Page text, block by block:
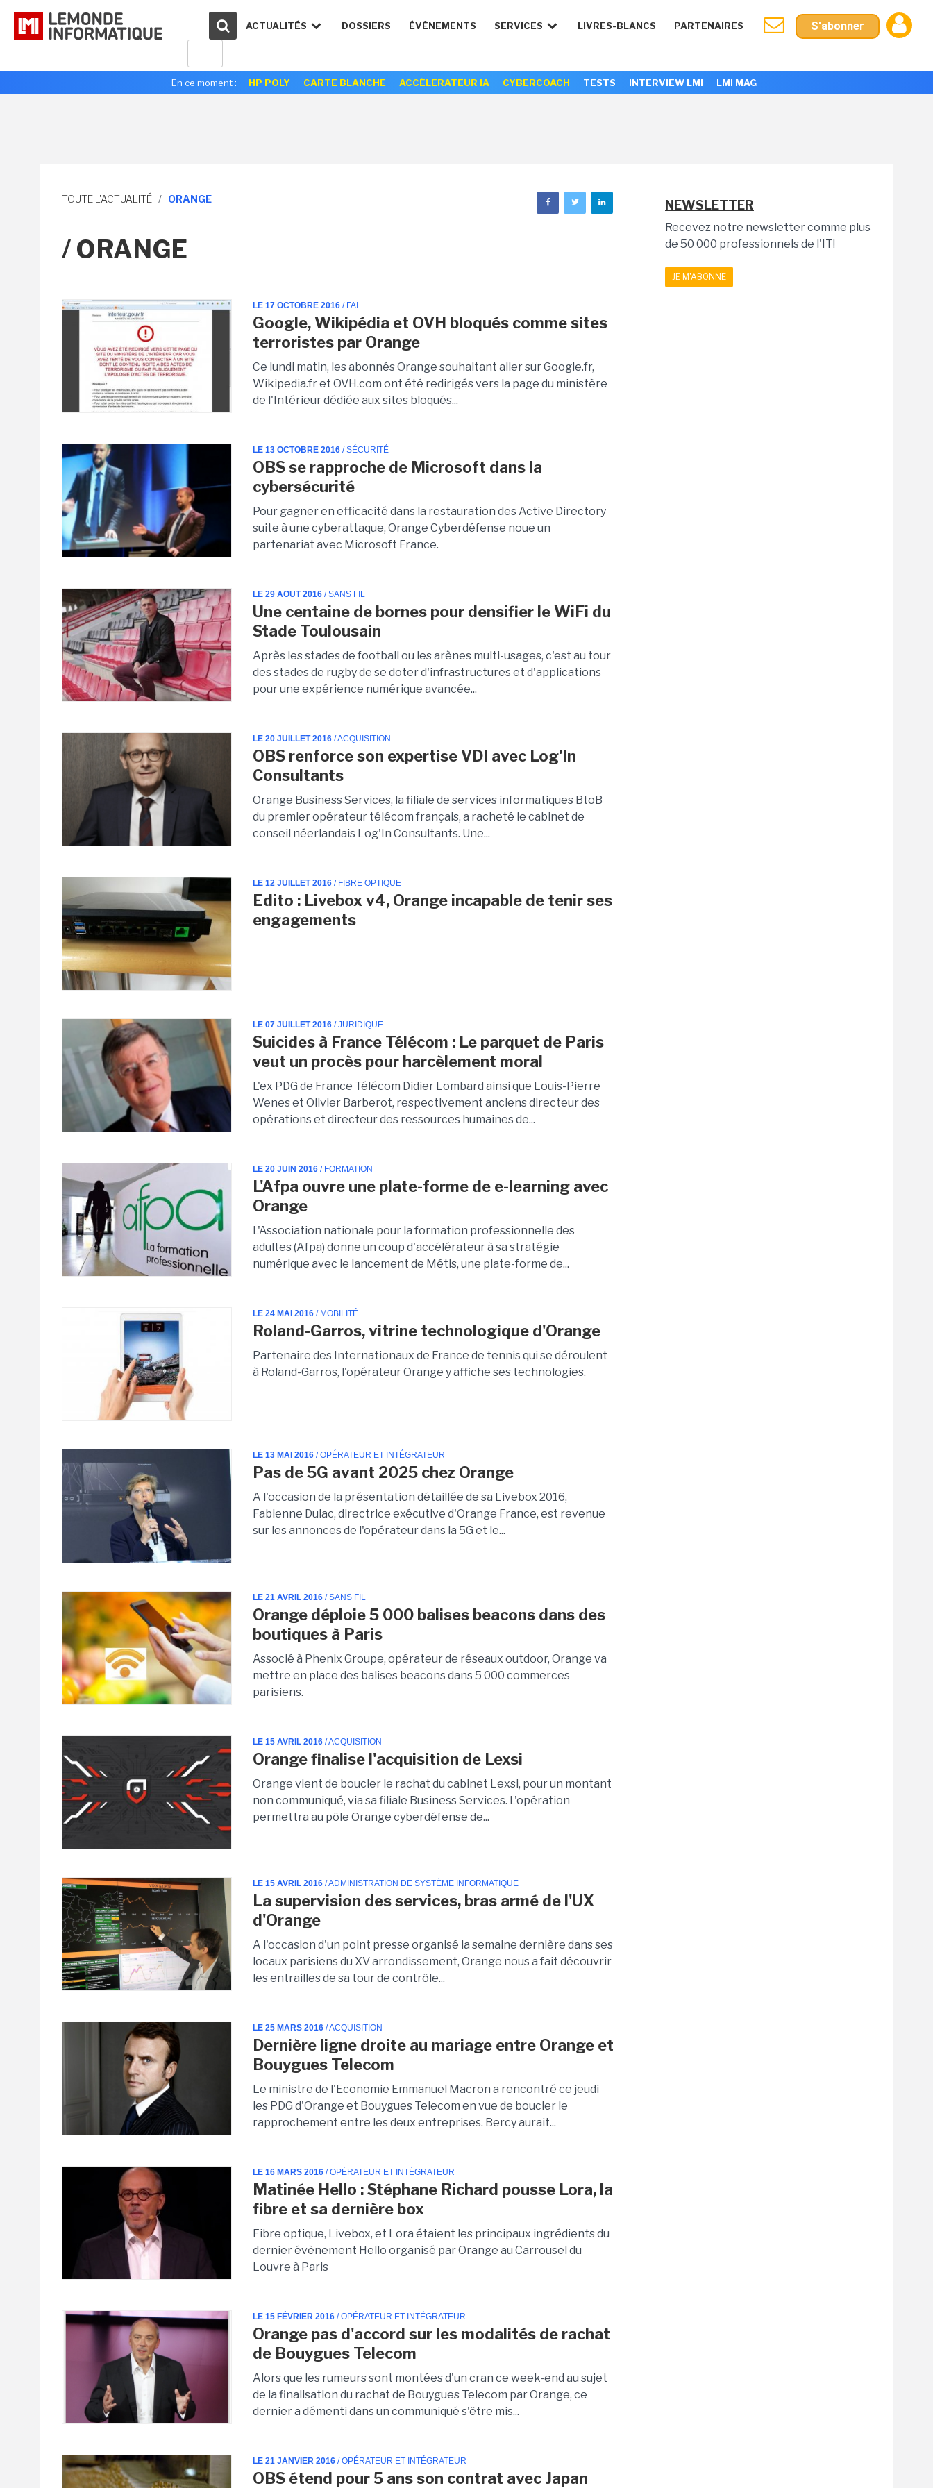
ACTUALITÉS DOSSIERS ÉVÉNEMENTS SERVICES LIVRES-BLANCS PARTENAIRES S'abonner
En ce moment : HP POLY CARTE BLANCHE ACCÉLERATEUR IA CYBERCOACH TESTS INTERVIEW LMI LMI MAG
TOUTE L'ACTUALITÉ / ORANGE
/ ORANGE
LE 17 OCTOBRE 2016 / FAI
Google, Wikipédia et OVH bloqués comme sites
terroristes par Orange
Ce lundi matin, les abonnés Orange souhaitant aller sur Google.fr,
Wikipedia.fr et OVH.com ont été redirigés vers la page du ministère
de l'Intérieur dédiée aux sites bloqués...
LE 13 OCTOBRE 2016 / SÉCURITÉ
OBS se rapproche de Microsoft dans la
cybersécurité
Pour gagner en efficacité dans la restauration des Active Directory
suite à une cyberattaque, Orange Cyberdéfense noue un
partenariat avec Microsoft France.
LE 29 AOUT 2016 / SANS FIL
Une centaine de bornes pour densifier le WiFi du
Stade Toulousain
Après les stades de football ou les arènes multi-usages, c'est au tour
des stades de rugby de se doter d'infrastructures et d'applications
pour une expérience numérique avancée...
LE 20 JUILLET 2016 / ACQUISITION
OBS renforce son expertise VDI avec Log'In
Consultants
Orange Business Services, la filiale de services informatiques BtoB
du premier opérateur télécom français, a racheté le cabinet de
conseil néerlandais Log'In Consultants. Une...
LE 12 JUILLET 2016 / FIBRE OPTIQUE
Edito : Livebox v4, Orange incapable de tenir ses
engagements
LE 07 JUILLET 2016 / JURIDIQUE
Suicides à France Télécom : Le parquet de Paris
veut un procès pour harcèlement moral
L'ex PDG de France Télécom Didier Lombard ainsi que Louis-Pierre
Wenes et Olivier Barberot, respectivement anciens directeur des
opérations et directeur des ressources humaines de...
LE 20 JUIN 2016 / FORMATION
L'Afpa ouvre une plate-forme de e-learning avec
Orange
L'Association nationale pour la formation professionnelle des
adultes (Afpa) donne un coup d'accélérateur à sa stratégie
numérique avec le lancement de Métis, une plate-forme de...
LE 24 MAI 2016 / MOBILITÉ
Roland-Garros, vitrine technologique d'Orange
Partenaire des Internationaux de France de tennis qui se déroulent
à Roland-Garros, l'opérateur Orange y affiche ses technologies.
LE 13 MAI 2016 / OPÉRATEUR ET INTÉGRATEUR
Pas de 5G avant 2025 chez Orange
A l'occasion de la présentation détaillée de sa Livebox 2016,
Fabienne Dulac, directrice exécutive d'Orange France, est revenue
sur les annonces de l'opérateur dans la 5G et le...
LE 21 AVRIL 2016 / SANS FIL
Orange déploie 5 000 balises beacons dans des
boutiques à Paris
Associé à Phenix Groupe, opérateur de réseaux outdoor, Orange va
mettre en place des balises beacons dans 5 000 commerces
parisiens.
LE 15 AVRIL 2016 / ACQUISITION
Orange finalise l'acquisition de Lexsi
Orange vient de boucler le rachat du cabinet Lexsi, pour un montant
non communiqué, via sa filiale Business Services. L'opération
permettra au pôle Orange cyberdéfense de...
LE 15 AVRIL 2016 / ADMINISTRATION DE SYSTÈME INFORMATIQUE
La supervision des services, bras armé de l'UX
d'Orange
A l'occasion d'un point presse organisé la semaine dernière dans ses
locaux parisiens du XV arrondissement, Orange nous a fait découvrir
les entrailles de sa tour de contrôle...
LE 25 MARS 2016 / ACQUISITION
Dernière ligne droite au mariage entre Orange et
Bouygues Telecom
Le ministre de l'Economie Emmanuel Macron a rencontré ce jeudi
les PDG d'Orange et Bouygues Telecom en vue de boucler le
rapprochement entre les deux entreprises. Bercy aurait...
LE 16 MARS 2016 / OPÉRATEUR ET INTÉGRATEUR
Matinée Hello : Stéphane Richard pousse Lora, la
fibre et sa dernière box
Fibre optique, Livebox, et Lora étaient les principaux ingrédients du
dernier évènement Hello organisé par Orange au Carrousel du
Louvre à Paris
LE 15 FÉVRIER 2016 / OPÉRATEUR ET INTÉGRATEUR
Orange pas d'accord sur les modalités de rachat
de Bouygues Telecom
Alors que les rumeurs sont montées d'un cran ce week-end au sujet
de la finalisation du rachat de Bouygues Telecom par Orange, ce
dernier a démenti dans un communiqué s'être mis...
LE 21 JANVIER 2016 / OPÉRATEUR ET INTÉGRATEUR
OBS étend pour 5 ans son contrat avec Japan
NEWSLETTER
Recevez notre newsletter comme plus
de 50 000 professionnels de l'IT!
JE M'ABONNE